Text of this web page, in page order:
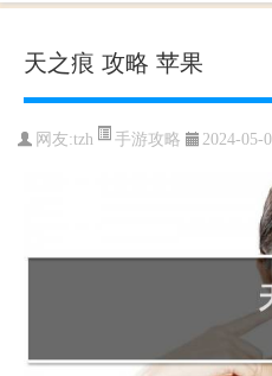
天之痕 攻略 苹果
网友:tzh 手游攻略 2024-05-